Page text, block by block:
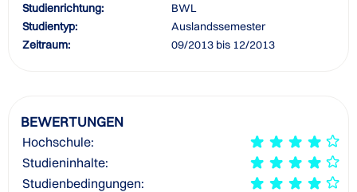
Studienrichtung:
BWL
Studientyp:
Auslandssemester
Zeitraum:
09/2013 bis 12/2013
BEWERTUNGEN
Hochschule:
Studieninhalte:
Studienbedingungen: